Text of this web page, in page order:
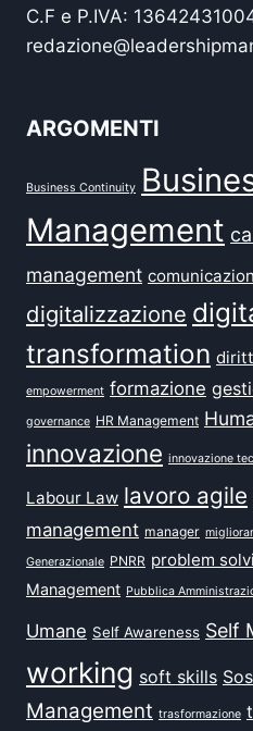
C.F e P.IVA:
ARGOMENTI
Business Continuity
Management
management
digitalizzazione
transformation
empowerment formazione
governance HR Management
innovazione innovazione
Labour Law lavoro agile
management manager
Generazionale PNRR problem
Management Pubblica
Umane Self Awareness Self
working soft skills
Management trasformazione